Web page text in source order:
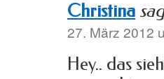
Christina
27. März 2012
Hey.. das